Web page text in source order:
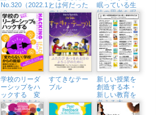
No.320（2022.1）とは何だった
のか？
眠っている生
徒の思考を掘
り起こす
学校のリーダ
ーシップをハ
ックする 変
えるのはあな
た
すてきなテー
ブル
新しい授業を
創造する本・
新しい教育を
考える本